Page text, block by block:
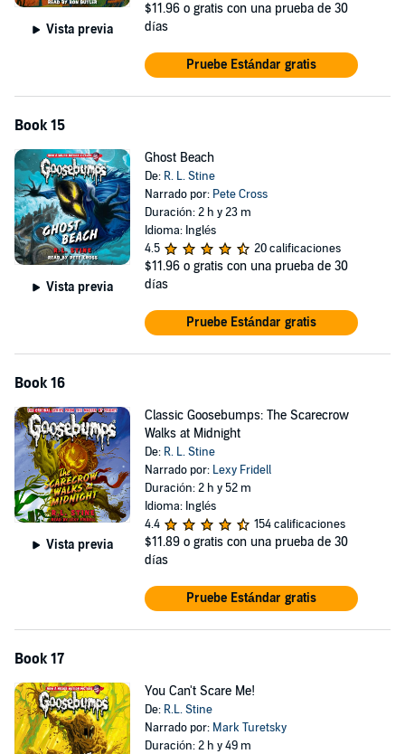
Vista previa
$11.96 o gratis con una prueba de 30
días
Pruebe Estándar gratis
Book 15
Vista previa
Ghost Beach
De: R. L. Stine
Narrado por: Pete Cross
Duración: 2 h y 23 m
Idioma: Inglés
4.5
20 calificaciones
$11.96 o gratis con una prueba de 30
días
Pruebe Estándar gratis
Book 16
Vista previa
Classic Goosebumps: The Scarecrow
Walks at Midnight
De: R. L. Stine
Narrado por: Lexy Fridell
Duración: 2 h y 52 m
Idioma: Inglés
4.4
154 calificaciones
$11.89 o gratis con una prueba de 30
días
Pruebe Estándar gratis
Book 17
You Can't Scare Me!
De: R.L. Stine
Narrado por: Mark Turetsky
Duración: 2 h y 49 m